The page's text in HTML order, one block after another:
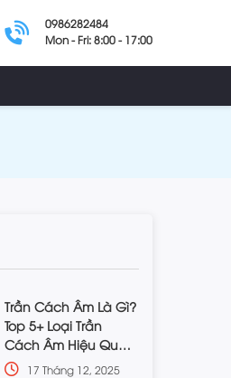
0986282484
Mon - Fri: 8:00 - 17:00
Trần Cách Âm Là Gì?
Top 5+ Loại Trần
Cách Âm Hiệu Quả
Nhất17 Tháng 12, 2025